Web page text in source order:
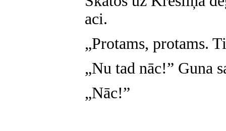
aci.
„Protams, protams.
„Nu tad nāc!” Guna
„Nāc!”